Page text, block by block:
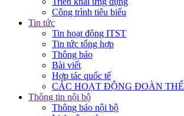
Công trình tiêu biểu
Tin tức
Tin hoạt động ITST
Tin tức tổng hợp
Thông báo
Bài viết
Hợp tác quốc tế
CÁC HOẠT ĐỘNG ĐOÀN THỂ
Thông tin nội bộ
Thông báo nội bộ